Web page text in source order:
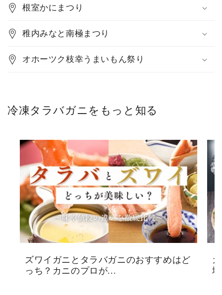
根室かにまつり
稚内みなと南極まつり
オホーツク枝幸うまいもん祭り
冷凍タラバガニをもっと知る
ズワイガニとタラバガニのおすすめはど
っち？カニのプロが...